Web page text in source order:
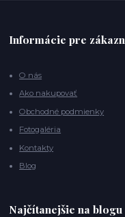
Informácie pre
O nás
Ako nakupovať
Obchodné podmienky
Fotogaléria
Kontakty
Blog
Najčítanejšie na blogu